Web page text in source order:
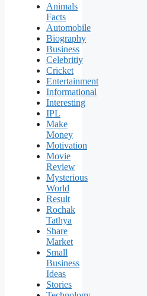
Animals
Facts
Automobile
Biography
Business
Celebritiy
Cricket
Entertainment
Informational
Interesting
IPL
Make
Money
Motivation
Movie
Review
Mysterious
World
Result
Rochak
Tathya
Share
Market
Small
Business
Ideas
Stories